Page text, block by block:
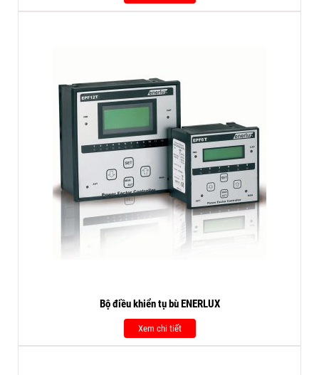
Bộ điều khiển tụ bù ENERLUX
Xem chi tiết